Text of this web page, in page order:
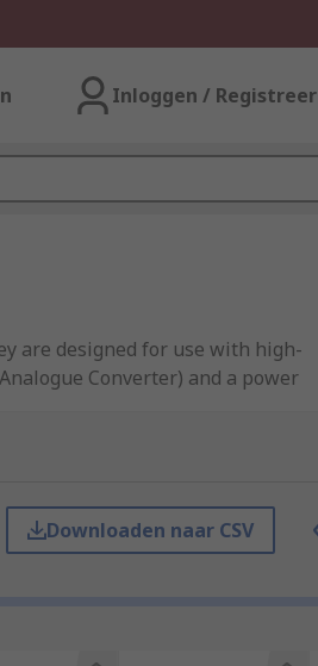
Inloggen / Registreer
are designed for use with high-
Converter) and a power
parameters are also
and IGBT transistors are
power MOSFETS in
Downloaden naar CSV